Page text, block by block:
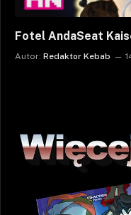
Fotel AndaSeat
Autor: Redaktor Kebab